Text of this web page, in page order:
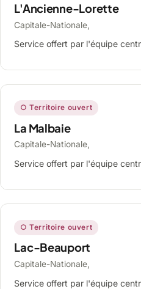
L'Ancienne-Lorette
Capitale-Nationale,
Service offert par l'équipe
○ Territoire ouvert
La Malbaie
Capitale-Nationale,
Service offert par l'équipe
○ Territoire ouvert
Lac-Beauport
Capitale-Nationale,
Service offert par l'équipe